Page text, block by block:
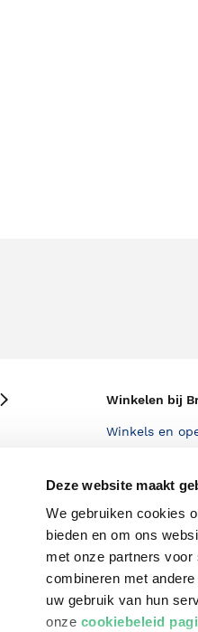
Deze website maakt
We gebruiken cookies
bieden en om ons
met onze partners
combineren met
uw gebruik van hun
onze cookiebeleid
Winkelen bij
Winkels en
Staatsloterij